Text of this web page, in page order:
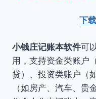
下
小钱庄记账本软件可
用，支持资金类账户
贷）、投资类账户（
（如房产、汽车、贵